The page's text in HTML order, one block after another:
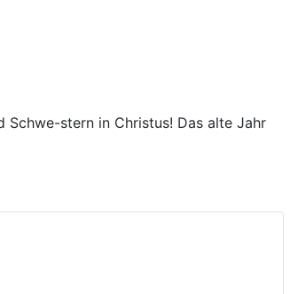
Schwe-stern in Christus! Das alte Jahr